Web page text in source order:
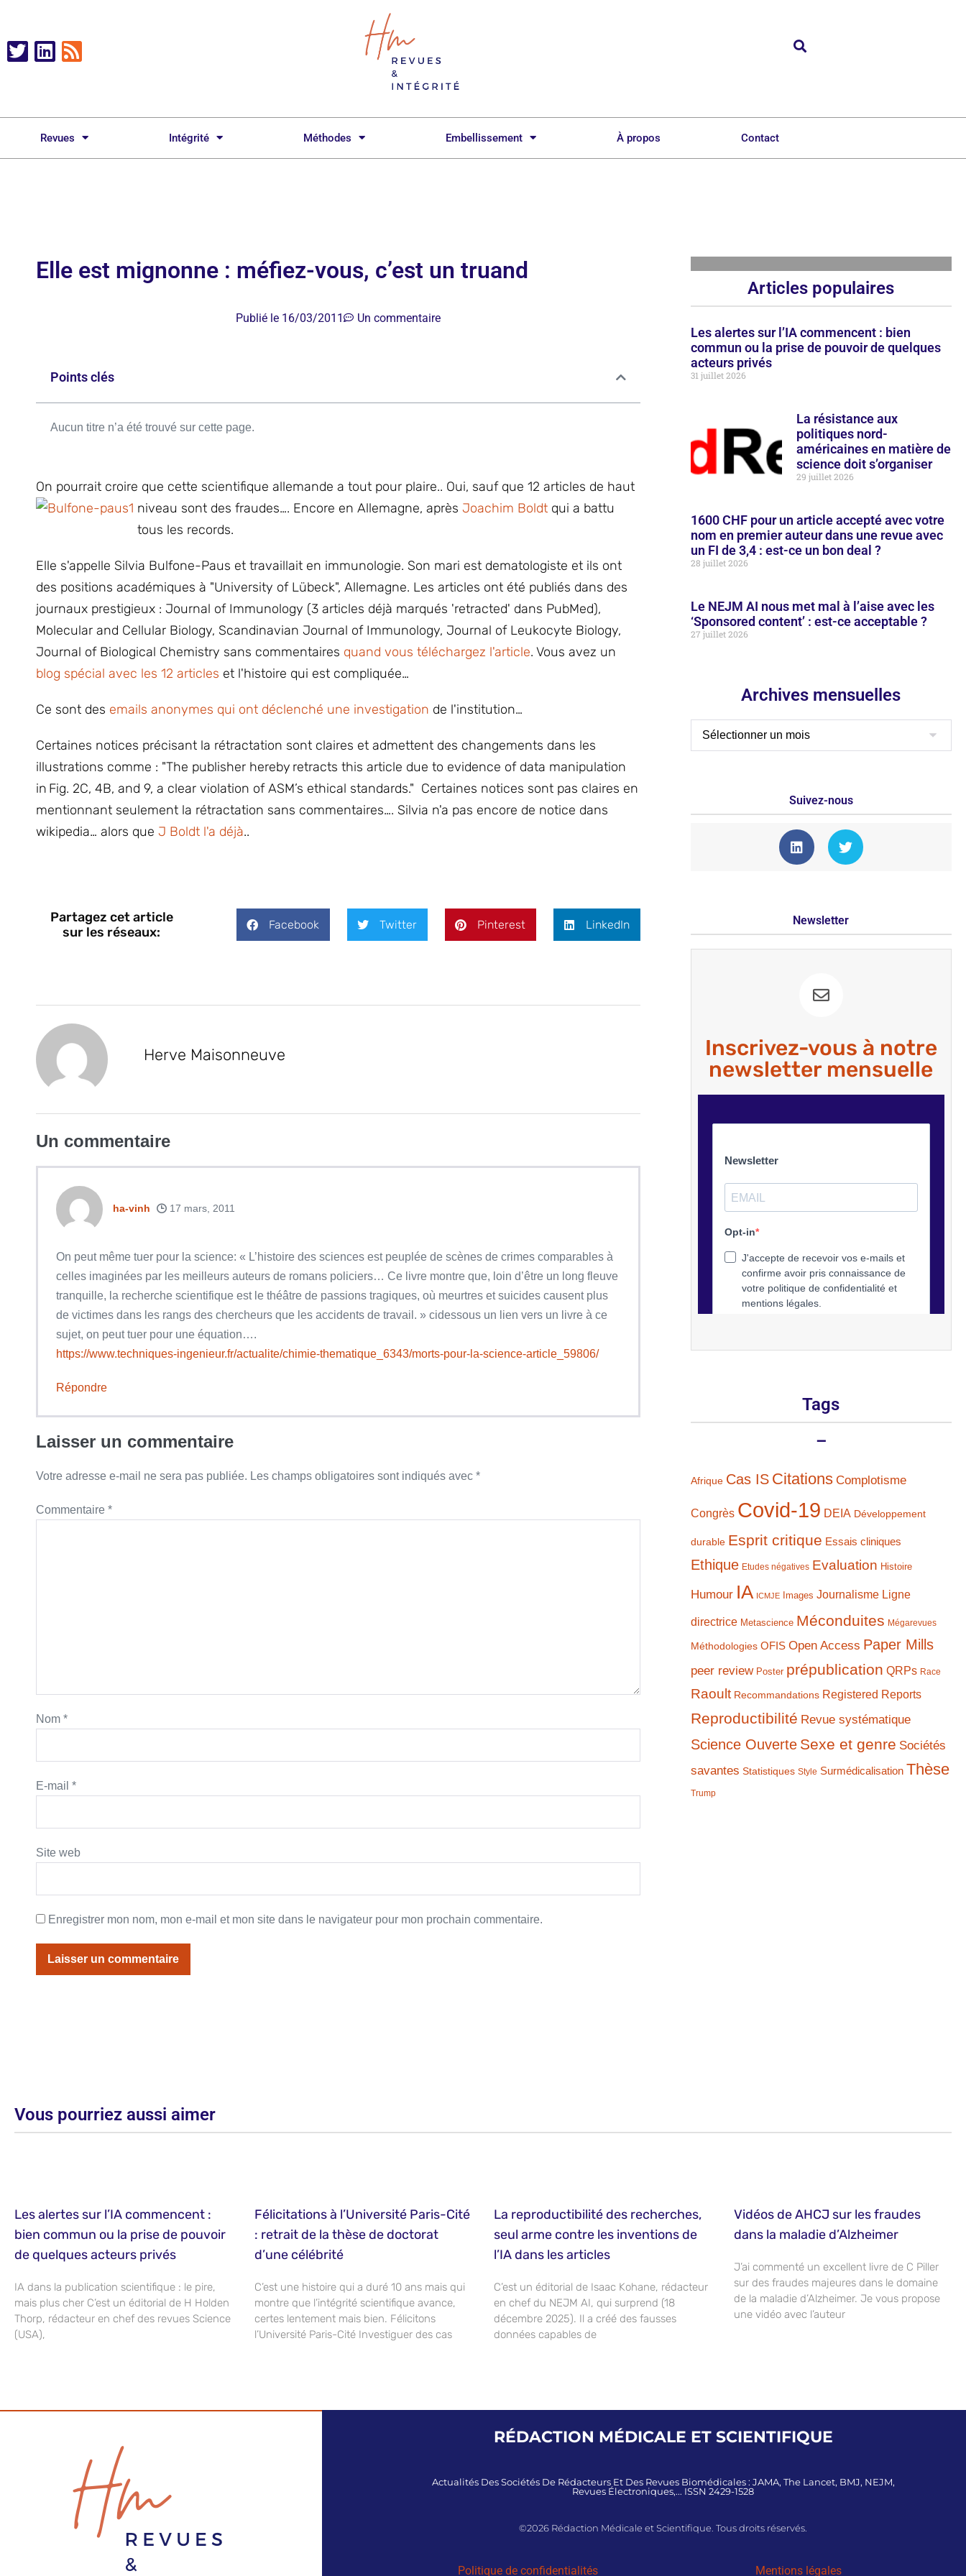
Revues Intégrité Méthodes Embellissement À propos Contact
Elle est mignonne : méfiez-vous, c’est un truand
Publié le 16/03/2011 Un commentaire
Points clés
Aucun titre n’a été trouvé sur cette page.
On pourrait croire que cette scientifique allemande a tout pour plaire.. Oui, sauf que 12 articles de haut
niveau sont des fraudes…. Encore en Allemagne, après Joachim Boldt qui a battu
tous les records.
Elle s'appelle Silvia Bulfone-Paus et travaillait en immunologie. Son mari est dematologiste et ils ont
des positions académiques à "University of Lübeck", Allemagne. Les articles ont été publiés dans des
journaux prestigieux : Journal of Immunology (3 articles déjà marqués 'retracted' dans PubMed),
Molecular and Cellular Biology, Scandinavian Journal of Immunology, Journal of Leukocyte Biology,
Journal of Biological Chemistry sans commentaires quand vous téléchargez l'article. Vous avez un
blog spécial avec les 12 articles et l'histoire qui est compliquée…
Ce sont des emails anonymes qui ont déclenché une investigation de l'institution…
Certaines notices précisant la rétractation sont claires et admettent des changements dans les
illustrations comme : "The publisher hereby retracts this article due to evidence of data manipulation
in Fig. 2C, 4B, and 9, a clear violation of ASM’s ethical standards." Certaines notices sont pas claires en
mentionnant seulement la rétractation sans commentaires…. Silvia n'a pas encore de notice dans
wikipedia… alors que J Boldt l'a déjà..
Partagez cet article
sur les réseaux:
Facebook Twitter Pinterest LinkedIn
Herve Maisonneuve
Un commentaire
ha-vinh 17 mars, 2011
On peut même tuer pour la science: « L’histoire des sciences est peuplée de scènes de crimes comparables à
celles imaginées par les meilleurs auteurs de romans policiers… Ce livre montre que, loin d’être un long fleuve
tranquille, la recherche scientifique est le théâtre de passions tragiques, où meurtres et suicides causent plus
de victimes dans les rangs des chercheurs que les accidents de travail. » cidessous un lien vers un livre à ce
sujet, on peut tuer pour une équation….
https://www.techniques-ingenieur.fr/actualite/chimie-thematique_6343/morts-pour-la-science-article_59806/
Répondre
Laisser un commentaire
Votre adresse e-mail ne sera pas publiée. Les champs obligatoires sont indiqués avec *
Commentaire *
Nom *
E-mail *
Site web
Enregistrer mon nom, mon e-mail et mon site dans le navigateur pour mon prochain commentaire.
Articles populaires
Les alertes sur l’IA commencent : bien
commun ou la prise de pouvoir de quelques
acteurs privés
31 juillet 2026
La résistance aux
politiques nord-
américaines en matière de
science doit s’organiser
29 juillet 2026
1600 CHF pour un article accepté avec votre
nom en premier auteur dans une revue avec
un FI de 3,4 : est-ce un bon deal ?
28 juillet 2026
Le NEJM AI nous met mal à l’aise avec les
‘Sponsored content’ : est-ce acceptable ?
27 juillet 2026
Archives mensuelles
Suivez-nous
Newsletter
Inscrivez-vous à notre
newsletter mensuelle
Tags
–
Afrique Cas IS Citations Complotisme
Congrès Covid-19 DEIA Développement
durable Esprit critique Essais cliniques
Ethique Etudes négatives Evaluation Histoire
Humour IA ICMJE Images Journalisme Ligne
directrice Metascience Méconduites Mégarevues
Méthodologies OFIS Open Access Paper Mills
peer review Poster prépublication QRPs Race
Raoult Recommandations Registered Reports
Reproductibilité Revue systématique
Science Ouverte Sexe et genre Sociétés
savantes Statistiques Style Surmédicalisation Thèse
Trump
Vous pourriez aussi aimer
Les alertes sur l’IA commencent :
bien commun ou la prise de pouvoir
de quelques acteurs privés
IA dans la publication scientifique : le pire,
mais plus cher C’est un éditorial de H Holden
Thorp, rédacteur en chef des revues Science
(USA),
Félicitations à l’Université Paris-Cité
: retrait de la thèse de doctorat
d’une célébrité
C’est une histoire qui a duré 10 ans mais qui
montre que l’intégrité scientifique avance,
certes lentement mais bien. Félicitons
l’Université Paris-Cité Investiguer des cas
La reproductibilité des recherches,
seul arme contre les inventions de
l’IA dans les articles
C’est un éditorial de Isaac Kohane, rédacteur
en chef du NEJM AI, qui surprend (18
décembre 2025). Il a créé des fausses
données capables de
Vidéos de AHCJ sur les fraudes
dans la maladie d’Alzheimer
J’ai commenté un excellent livre de C Piller
sur des fraudes majeures dans le domaine
de la maladie d’Alzheimer. Je vous propose
une vidéo avec l’auteur
RÉDACTION MÉDICALE ET SCIENTIFIQUE
Actualités Des Sociétés De Rédacteurs Et Des Revues Biomédicales : JAMA, The Lancet, BMJ, NEJM,
Revues Électroniques,... ISSN 2429-1528
©2026 Rédaction Médicale et Scientifique. Tous droits réservés.
Politique de confidentialités Mentions légales